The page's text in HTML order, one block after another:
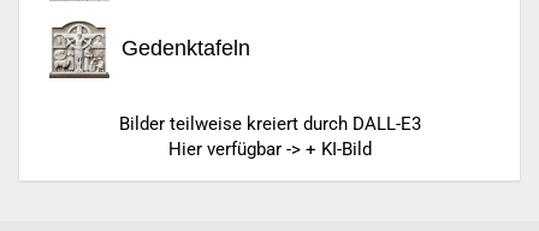
Gedenktafeln
Bilder teilweise kreiert durch DALL-E3
Hier verfügbar -> + KI-Bild